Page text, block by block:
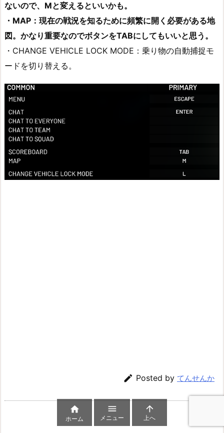
ないので、Mと変えるといいかも。
・MAP：現在の戦況を知るために頻繁に開く必要がある地
図。かなり重要なのでボタンをTABにしてもいいと思う。
・CHANGE VEHICLE LOCK MODE：乗り物の自動捕捉モ
ードを切り替える。
 Posted by てんせんか

ホーム

メニュー

上へ